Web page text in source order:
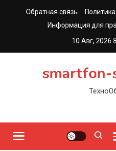
Обратная связь
Информация для
10 Авг, 2026
smartfon-